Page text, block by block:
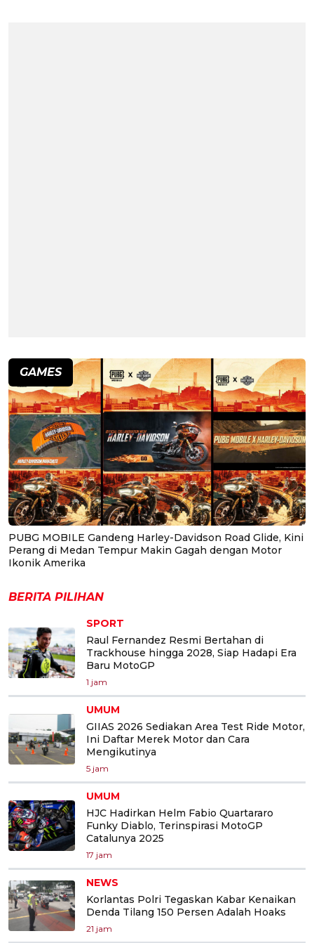
GAMES
PUBG MOBILE Gandeng Harley-Davidson Road Glide, Kini
Perang di Medan Tempur Makin Gagah dengan Motor
Ikonik Amerika
BERITA PILIHAN
SPORT
Raul Fernandez Resmi Bertahan di
Trackhouse hingga 2028, Siap Hadapi Era
Baru MotoGP
1 jam
UMUM
GIIAS 2026 Sediakan Area Test Ride Motor,
Ini Daftar Merek Motor dan Cara
Mengikutinya
5 jam
UMUM
HJC Hadirkan Helm Fabio Quartararo
Funky Diablo, Terinspirasi MotoGP
Catalunya 2025
17 jam
NEWS
Korlantas Polri Tegaskan Kabar Kenaikan
Denda Tilang 150 Persen Adalah Hoaks
21 jam